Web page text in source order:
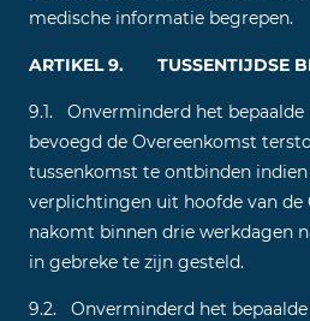
medische informatie begrepen.
ARTIKEL 9. TUSSENTIJDSE
9.1. Onverminderd het bepaalde
bevoegd de Overeenkomst
tussenkomst te ontbinden
verplichtingen uit hoofde van
nakomt binnen drie werkdagen
in gebreke te zijn gesteld.
9.2. Onverminderd het bepaalde